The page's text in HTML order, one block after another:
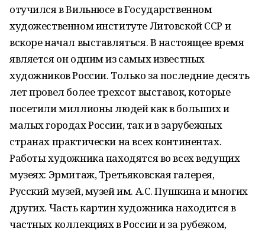
отучился в Вильнюсе в Государственном
художественном институте Литовской ССР и
вскоре начал выставляться. В настоящее время
является он одним из самых известных
художников России. Только за последние десять
лет провел более трехсот выставок, которые
посетили миллионы людей как в больших и
малых городах России, так и в зарубежных
странах практически на всех континентах.
Работы художника находятся во всех ведущих
музеях: Эрмитаж, Третьяковская галерея,
Русский музей, музей им. А.С. Пушкина и многих
других. Часть картин художника находится в
частных коллекциях в России и за рубежом,